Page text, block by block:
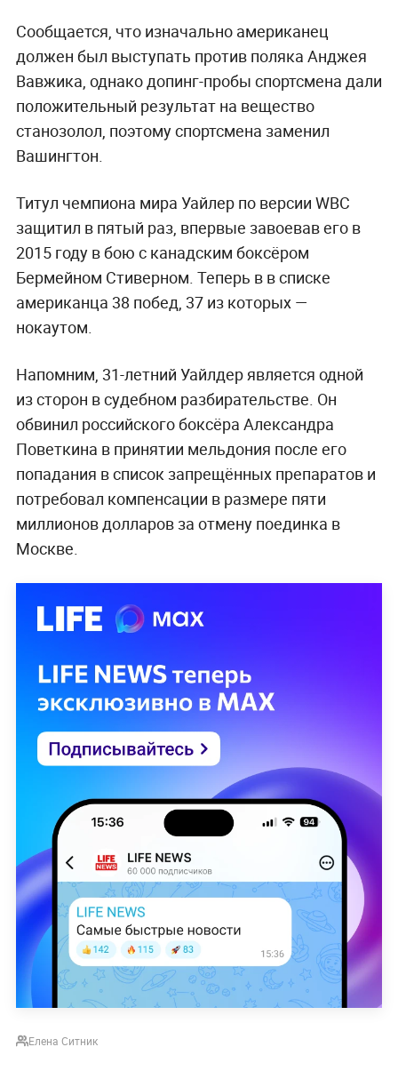
Сообщается, что изначально американец
должен был выступать против поляка Анджея
Вавжика, однако допинг-пробы спортсмена дали
положительный результат на вещество
станозолол, поэтому спортсмена заменил
Вашингтон.
Титул чемпиона мира Уайлер по версии WBC
защитил в пятый раз, впервые завоевав его в
2015 году в бою с канадским боксёром
Бермейном Стиверном. Теперь в в списке
американца 38 побед, 37 из которых —
нокаутом.
Напомним, 31-летний Уайлдер является одной
из сторон в судебном разбирательстве. Он
обвинил российского боксёра Александра
Поветкина в принятии мельдония после его
попадания в список запрещённых препаратов и
потребовал компенсации в размере пяти
миллионов долларов за отмену поединка в
Москве.
Елена Ситник